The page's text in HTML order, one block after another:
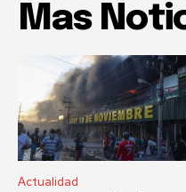
Mas
Actualidad